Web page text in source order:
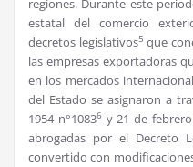
regiones. Durante este
estatal del comercio
decretos legislativos5 que
las empresas exportadoras
en los mercados
del Estado se asignaron a
1954 n°10836y 21 de febrero
abrogadas por el Decreto
convertido con